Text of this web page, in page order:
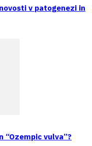
v patogenezi in
“Ozempic vulva”?